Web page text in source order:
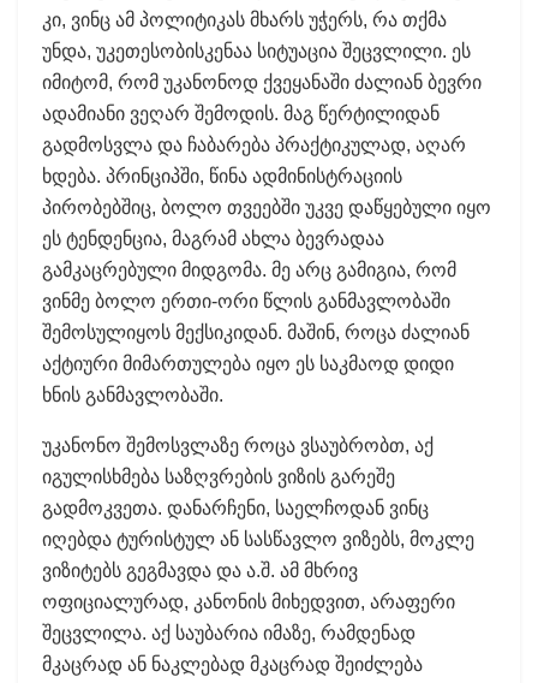
კი, ვინც ამ პოლიტიკას მხარს უჭერს, რა თქმა
უნდა, უკეთესობისკენაა სიტუაცია შეცვლილი. ეს
იმიტომ, რომ უკანონოდ ქვეყანაში ძალიან ბევრი
ადამიანი ვეღარ შემოდის. მაგ წერტილიდან
გადმოსვლა და ჩაბარება პრაქტიკულად, აღარ
ხდება. პრინციპში, წინა ადმინისტრაციის
პირობებშიც, ბოლო თვეებში უკვე დაწყებული იყო
ეს ტენდენცია, მაგრამ ახლა ბევრადაა
გამკაცრებული მიდგომა. მე არც გამიგია, რომ
ვინმე ბოლო ერთი-ორი წლის განმავლობაში
შემოსულიყოს მექსიკიდან. მაშინ, როცა ძალიან
აქტიური მიმართულება იყო ეს საკმაოდ დიდი
ხნის განმავლობაში.
უკანონო შემოსვლაზე როცა ვსაუბრობთ, აქ
იგულისხმება საზღვრების ვიზის გარეშე
გადმოკვეთა. დანარჩენი, საელჩოდან ვინც
იღებდა ტურისტულ ან სასწავლო ვიზებს, მოკლე
ვიზიტებს გეგმავდა და ა.შ. ამ მხრივ
ოფიციალურად, კანონის მიხედვით, არაფერი
შეცვლილა. აქ საუბარია იმაზე, რამდენად
მკაცრად ან ნაკლებად მკაცრად შეიძლება